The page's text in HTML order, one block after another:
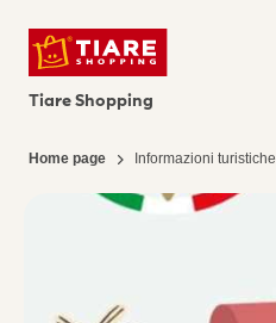
Tiare Shopping
Home page Informazioni turistiche